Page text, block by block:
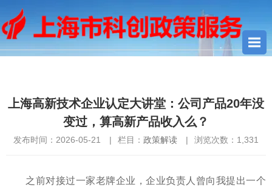
上海高新技术企业认定大讲堂：公司产品20年没
变过，算高新产品收入么？
发布时间：2026-05-21 | 栏目： 政策解读 | 浏览次数： 1,331
之前对接过一家老牌企业，企业负责人曾向我提出一个